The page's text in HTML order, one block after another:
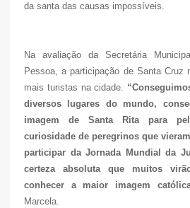
da santa das causas impossíveis.
Na avaliação da Secretária
Pessoa, a participação de Santa Cruz
mais turistas na cidade.
diversos lugares do mundo,
imagem de Santa Rita para
curiosidade de peregrinos que
participar da Jornada Mundial da
certeza absoluta que muitos
conhecer a maior imagem
Marcela.